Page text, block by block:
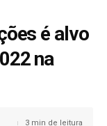
é alvo
na
3 min de leitura